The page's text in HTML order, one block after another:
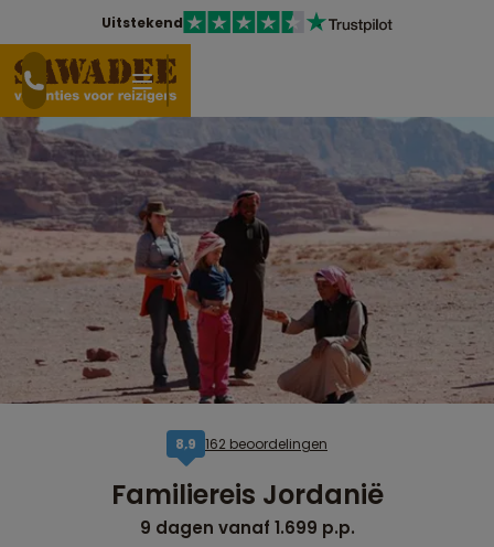
Uitstekend
8,9 162 beoordelingen
Familiereis Jordanië
9 dagen vanaf 1.699 p.p.